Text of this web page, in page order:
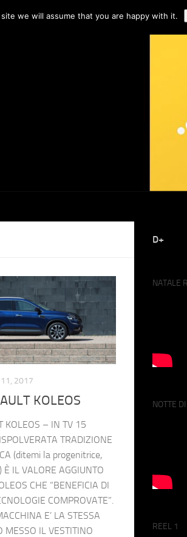
11, 2017
KOLEOS
KOLEOS – IN TV 15
TRADIZIONE
(ditemi la progenitrice,
IL VALORE AGGIUNTO
CHE “BENEFICIA DI
COMPROVATE”.
E’ LA STESSA
MESSO IL VESTITINO
D+
NATALE
NOTTE
REEL 1
we will assume that you are happy with it.